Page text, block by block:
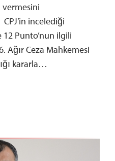
vermesini
incelediği
Punto’nun ilgili
Ağır Ceza Mahkemesi
kararla…